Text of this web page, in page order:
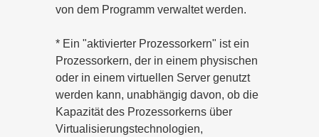
von dem Programm verwaltet werden.
* Ein "aktivierter Prozessorkern" ist ein
Prozessorkern, der in einem physischen
oder in einem virtuellen Server genutzt
werden kann, unabhängig davon, ob die
Kapazität des Prozessorkerns über
Virtualisierungstechnologien,